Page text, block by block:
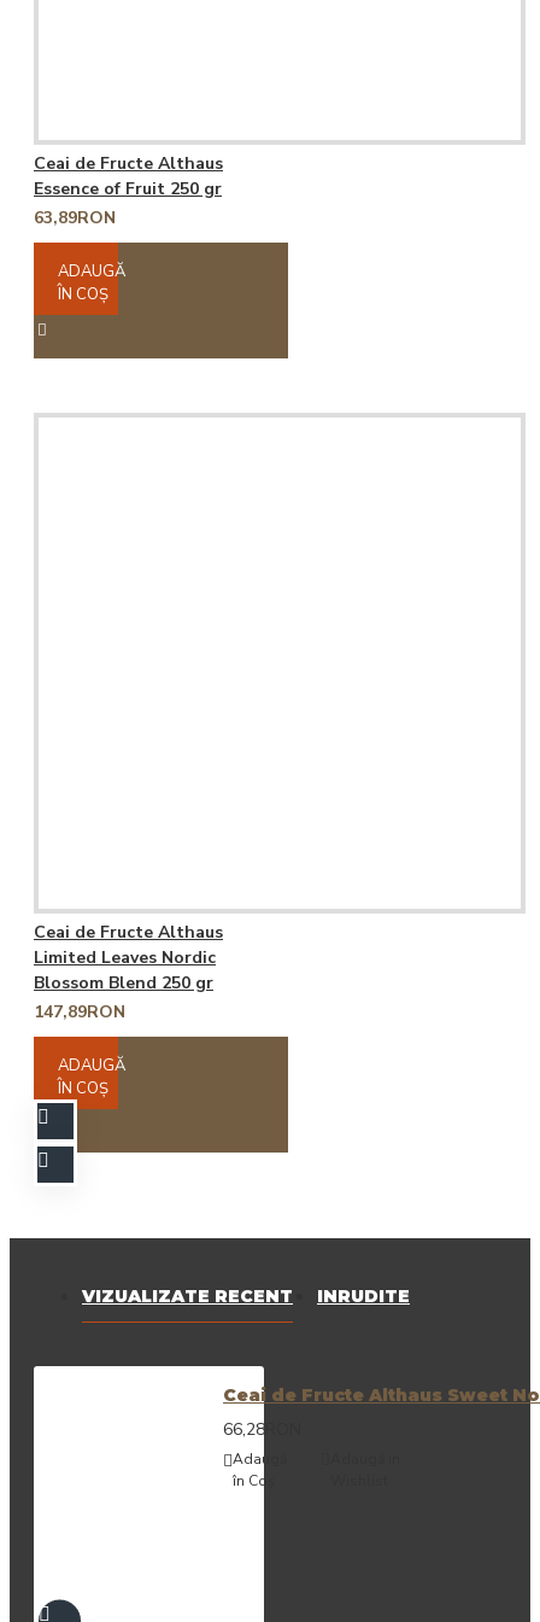
Ceai de Fructe Althaus
Essence of Fruit 250 gr
63,89RON
ADAUGĂ
ÎN COŞ
Ceai de Fructe Althaus
Limited Leaves Nordic
Blossom Blend 250 gr
147,89RON
ADAUGĂ
ÎN COŞ
VIZUALIZATE RECENT INRUDITE
Ceai de Fructe Althaus Sweet
66,28RON
Adaugă
în Coş